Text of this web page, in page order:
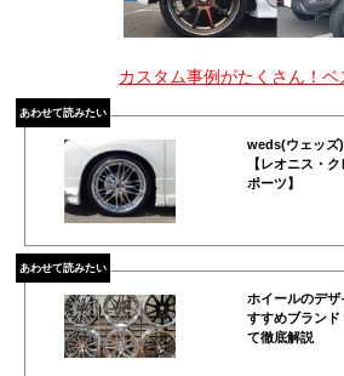
カスタム事例がたくさん！
あわせて読みたい
weds(ウェッズ
【レオニス・
ポーツ】
あわせて読みたい
ホイールのデ
すすめブラン
て徹底解説